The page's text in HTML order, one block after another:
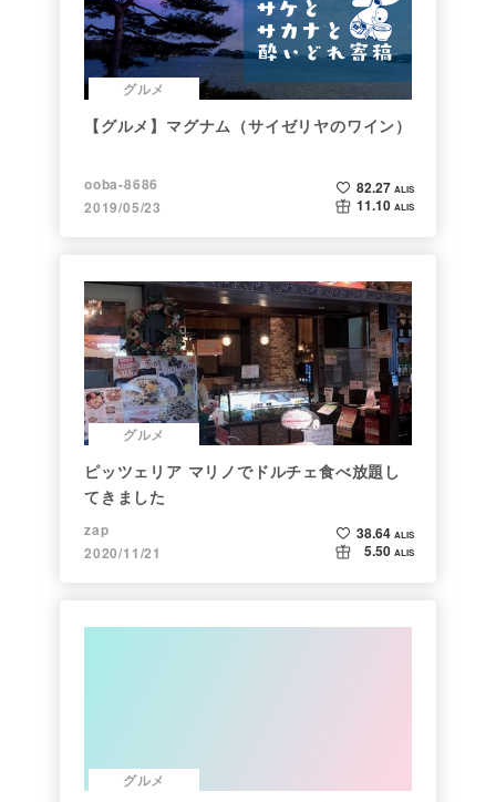
グルメ
【グルメ】マグナム（サイゼリヤのワイン）
ooba-8686
2019/05/23
82.27 ALIS
11.10 ALIS
グルメ
ピッツェリア マリノでドルチェ食べ放題し
てきました
zap
2020/11/21
38.64 ALIS
5.50 ALIS
グルメ